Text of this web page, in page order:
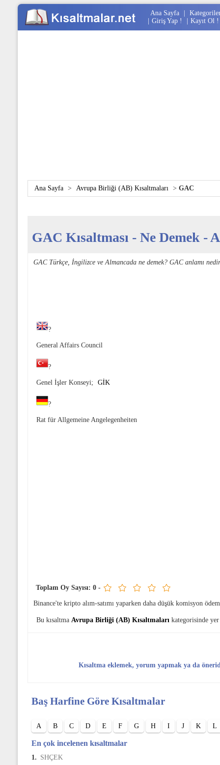
Ana Sayfa
Giriş Yap ! Kayıt Ol !
Ana Sayfa > Avrupa Birliği (AB) Kısaltmaları > GAC
GAC Kısaltması - Ne Demek -
GAC Türkçe, İngilizce ve Almancada ne demek? GAC anlamı
?
General Affairs Council
?
Genel İşler Konseyi; GİK
?
Rat für Allgemeine Angelegenheiten
Toplam Oy Sayısı: 0-
Binance'te kripto alım-satımı yaparken daha düşük komisyon
Bu kısaltma Avrupa Birliği (AB) Kısaltmaları kategorisinde
Kısaltma eklemek, yorum yapmak ya da
Baş Harfine Göre Kısaltmalar
A B C D E F G H I J K L
En çok incelenen kısaltmalar
1. SHÇEK